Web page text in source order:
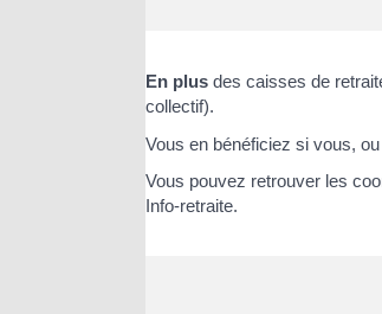
En plusdes caisses de
collectif).
Vous en bénéficiez si vous,
Vous pouvez retrouver les
Info-retraite.